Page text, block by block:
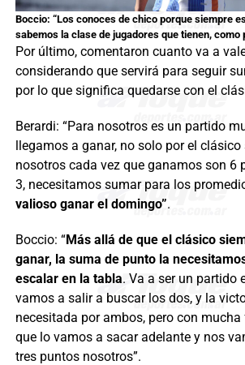
Boccio: “Los conoces de chico porque siempre
sabemos la clase de jugadores que tienen, como
Por último, comentaron cuanto va a
considerando que servirá para seguir
por lo que significa quedarse con el
Berardi: “Para nosotros es un partido
llegamos a ganar, no solo por el clásico
nosotros cada vez que ganamos son 6
3, necesitamos sumar para los
valioso ganar el domingo”.
Boccio: “Más allá de que el clásico
ganar, la suma de punto la
escalar en la tabla. Va a ser un partido
vamos a salir a buscar los dos, y la
necesitada por ambos, pero con
que lo vamos a sacar adelante y nos
tres puntos nosotros”.